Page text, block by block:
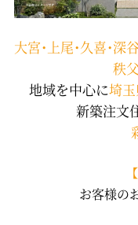
大宮・上尾・久喜・深
秩父
地域を中心に埼
新築注文
お客様の